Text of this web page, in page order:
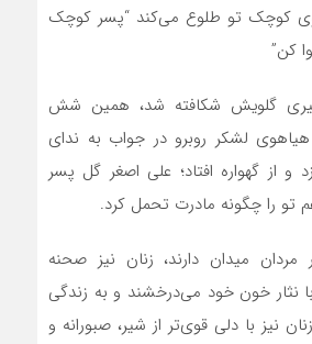
کوچک تو طلوع می‌کند “پسر کوچک
کن”
گلویش شکافته شد، همین شش
لشکر روبرو در جواب به ندای
از گهواره افتاد؛ علی اصغر گل پسر
تو را چگونه مادرت تحمل کرد.
مردان میدان دارند، زنان نیز صحنه
با نثار خون خود می‌درخشند و به زندگی
نیز با دلی قوی‌تر از شیر، صبورانه و